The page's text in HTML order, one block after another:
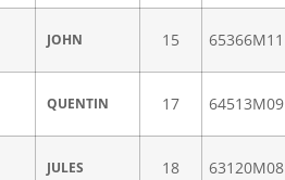
JOHN 15 65366M11
QUENTIN 17 64513M09
JULES 18 63120M08